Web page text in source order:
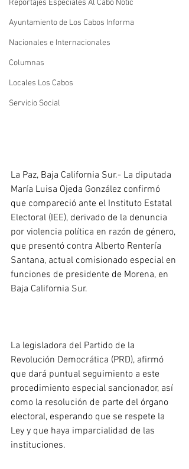
Reportajes Especiales Al Cabo Notic
Ayuntamiento de Los Cabos Informa
Nacionales e Internacionales
Columnas
Locales Los Cabos
Servicio Social
La Paz, Baja California Sur.- La diputada
María Luisa Ojeda González confirmó
que compareció ante el Instituto Estatal
Electoral (IEE), derivado de la denuncia
por violencia política en razón de género,
que presentó contra Alberto Rentería
Santana, actual comisionado especial en
funciones de presidente de Morena, en
Baja California Sur.
La legisladora del Partido de la
Revolución Democrática (PRD), afirmó
que dará puntual seguimiento a este
procedimiento especial sancionador, así
como la resolución de parte del órgano
electoral, esperando que se respete la
Ley y que haya imparcialidad de las
instituciones.